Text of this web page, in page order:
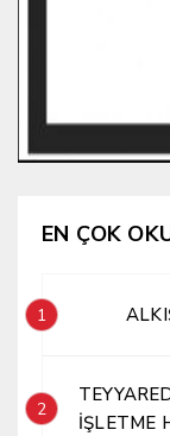
EN ÇOK
1
2
İŞLETME